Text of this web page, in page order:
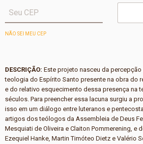
NÃO SEI MEU CEP
DESCRIÇÃO: Este projeto nasceu da
teologia do Espírito Santo presente na obra do
e do relativo esquecimento dessa presença na
séculos. Para preencher essa lacuna surgiu a
isso em um diálogo entre luteranos e
artigos dos teólogos da Assembleia de Deus
Mesquiati de Oliveira e Claiton Pommerening, e
Ezequiel Hanke, Martin Timóteo Dietz e Valério